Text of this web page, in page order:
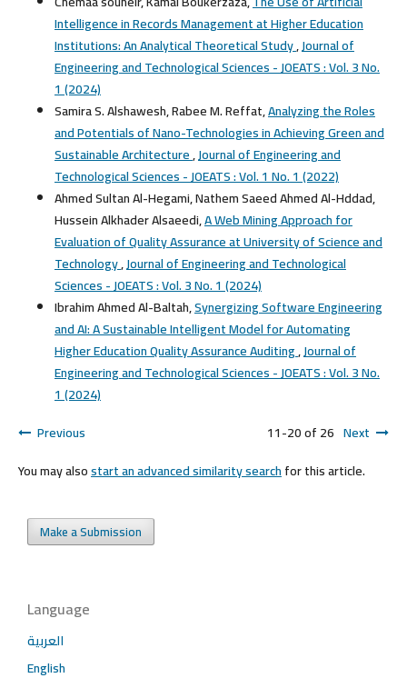
Intelligence in Records Management at Higher Education
Institutions: An Analytical Theoretical Study,Journal of
Engineering and Technological Sciences - JOEATS : Vol. 3 No.
1 (2024)
Samira S. Alshawesh, Rabee M. Reffat,Analyzing the Roles
and Potentials of Nano-Technologies in Achieving Green and
Sustainable Architecture,Journal of Engineering and
Technological Sciences - JOEATS : Vol. 1 No. 1 (2022)
Ahmed Sultan Al-Hegami, Nathem Saeed Ahmed Al-Hddad,
Hussein Alkhader Alsaeedi,A Web Mining Approach for
Evaluation of Quality Assurance at University of Science and
Technology,Journal of Engineering and Technological
Sciences - JOEATS : Vol. 3 No. 1 (2024)
Ibrahim Ahmed Al-Baltah,Synergizing Software Engineering
and AI: A Sustainable Intelligent Model for Automating
Higher Education Quality Assurance Auditing,Journal of
Engineering and Technological Sciences - JOEATS : Vol. 3 No.
1 (2024)
Previous
11-20 of 26 Next
You may alsostart an advanced similarity searchfor this article.
Make a Submission
Language
العربية
English